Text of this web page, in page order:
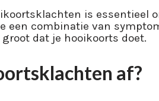
is essentieel
combinatie van
dat je hooikoorts doet.
af?